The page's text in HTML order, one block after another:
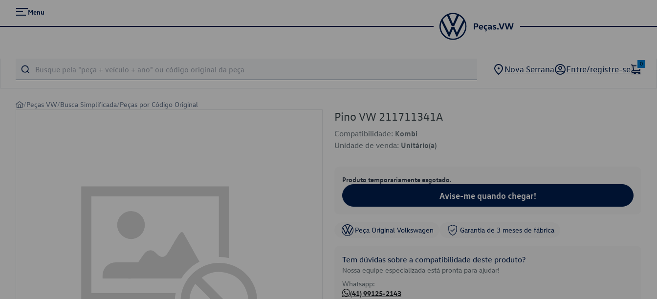
Menu
Nova Serrana Entre/registre-se
0
/Peças VW/Busca Simplificada/Peças por Código Original
Pino VW 211711341A
Compatibilidade: Kombi
Unidade de venda: Unitário(a)
Produto temporariamente esgotado.
Avise-me quando chegar!
Peça Original Volkswagen Garantia de 3 meses de fábrica
Tem dúvidas sobre a compatibilidade deste produto?
Nossa equipe especializada está pronta para ajudar!
Whatsapp:
(41) 99125-2143